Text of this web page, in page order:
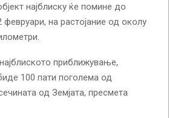
најблиску ќе помине до
февруари, на растојание од околу
приближување,
100 пати поголема од
од Земјата, пресмета